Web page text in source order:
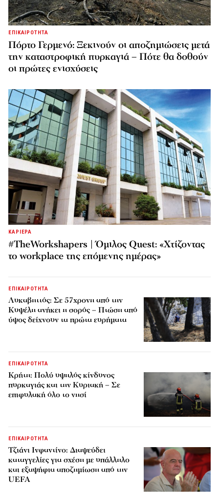
ΕΠΙΚΑΙΡΟΤΗΤΑ
Πόρτο Γερμενό: Ξεκινούν οι αποζημιώσεις μετά
την καταστροφική πυρκαγιά – Πότε θα δοθούν
οι πρώτες ενισχύσεις
ΚΑΡΙΕΡΑ
#TheWorkshapers | Όμιλος Quest: «Χτίζοντας
το workplace της επόμενης ημέρας»
ΕΠΙΚΑΙΡΟΤΗΤΑ
Λυκαβηττός: Σε 57χρονη από την
Κυψέλη ανήκει η σορός – Πτώση από
ύψος δείχνουν τα πρώτα ευρήματα
ΕΠΙΚΑΙΡΟΤΗΤΑ
Κρήτη: Πολύ υψηλός κίνδυνος
πυρκαγιάς και την Κυριακή – Σε
επιφυλακή όλο το νησί
ΕΠΙΚΑΙΡΟΤΗΤΑ
Τζιάνι Ινφαντίνο: Διαψεύδει
καταγγελίες για σχέση με υπάλληλο
και εξαψήφια αποζημίωση από την
UEFA